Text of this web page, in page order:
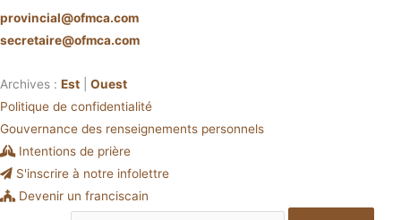
provincial@ofmca.com
secretaire@ofmca.com
Archives : Est
Ouest
Politique de confidentialité
Gouvernance des renseignements personnels
Intentions de prière
S'inscrire à notre infolettre
Devenir un franciscain